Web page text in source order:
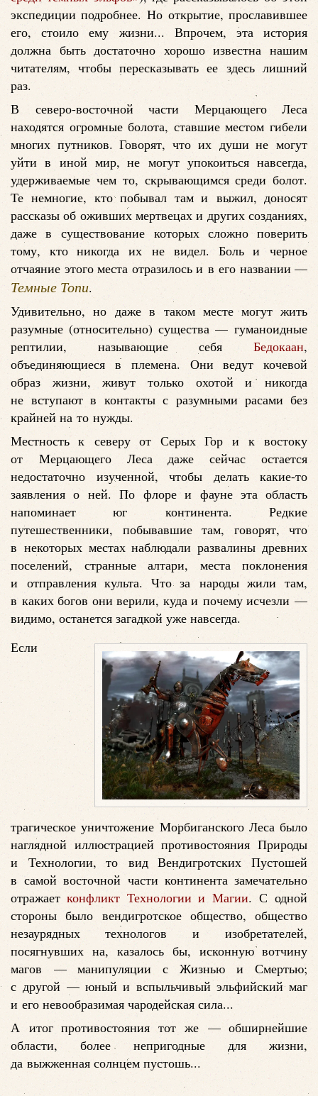
экспедиции подробнее. Но открытие, прославившее
его, стоило ему жизни... Впрочем, эта история
должна быть достаточно хорошо известна нашим
читателям, чтобы пересказывать ее здесь лишний
раз.
В северо-восточной части Мерцающего Леса
находятся огромные болота, ставшие местом гибели
многих путников. Говорят, что их души не могут
уйти в иной мир, не могут упокоиться навсегда,
удерживаемые чем то, скрывающимся среди болот.
Те немногие, кто побывал там и выжил, доносят
рассказы об оживших мертвецах и других созданиях,
даже в существование которых сложно поверить
тому, кто никогда их не видел. Боль и черное
отчаяние этого места отразилось и в его названии —
Темные Топи.
Удивительно, но даже в таком месте могут жить
разумные (относительно) существа — гуманоидные
рептилии, называющие себя Бедокаан,
объединяющиеся в племена. Они ведут кочевой
образ жизни, живут только охотой и никогда
не вступают в контакты с разумными расами без
крайней на то нужды.
Местность к северу от Серых Гор и к востоку
от Мерцающего Леса даже сейчас остается
недостаточно изученной, чтобы делать какие-то
заявления о ней. По флоре и фауне эта область
напоминает юг континента. Редкие
путешественники, побывавшие там, говорят, что
в некоторых местах наблюдали развалины древних
поселений, странные алтари, места поклонения
и отправления культа. Что за народы жили там,
в каких богов они верили, куда и почему исчезли —
видимо, останется загадкой уже навсегда.
Если
трагическое уничтожение Морбиганского Леса было
наглядной иллюстрацией противостояния Природы
и Технологии, то вид Вендигротских Пустошей
в самой восточной части континента замечательно
отражаетконфликт Технологии и Магии. С одной
стороны было вендигротское общество, общество
незаурядных технологов и изобретателей,
посягнувших на, казалось бы, исконную вотчину
магов — манипуляции с Жизнью и Смертью;
с другой — юный и вспыльчивый эльфийский маг
и его невообразимая чародейская сила...
А итог противостояния тот же — обширнейшие
области, более непригодные для жизни,
да выжженная солнцем пустошь...